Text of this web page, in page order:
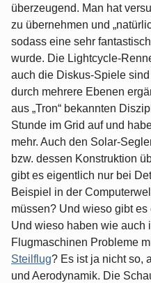
überzeugend. Man hat
zu übernehmen und
sodass eine sehr
wurde. Die Lightcycle-
auch die Diskus-Spiele
durch mehrere Ebenen
aus „Tron“ bekannten
Stunde im Grid auf und
mehr. Auch den Solar-
bzw. dessen Konstruktion
gibt es eigentlich nur bei
Beispiel in der
müssen? Und wieso gibt
Und wieso haben wie auch
Flugmaschinen Probleme
Steilflug? Es ist ja nicht so,
und Aerodynamik. Die